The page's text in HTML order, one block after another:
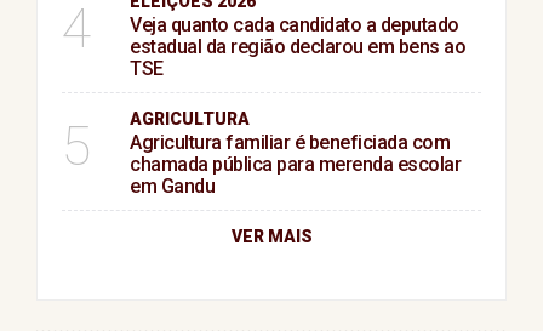
4
Veja quanto cada candidato a deputado
estadual da região declarou em bens ao
TSE
5 AGRICULTURA
Agricultura familiar é beneficiada com
chamada pública para merenda escolar
em Gandu
VER MAIS